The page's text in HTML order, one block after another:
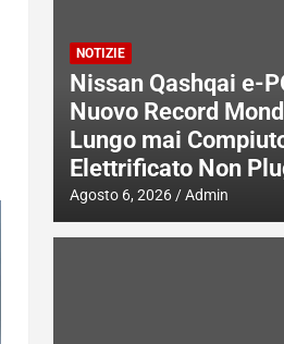
NOTIZIE
Nissan Qashqai e-
Nuovo Record
Lungo mai
Elettrificato Non
Agosto 6, 2026 Admin